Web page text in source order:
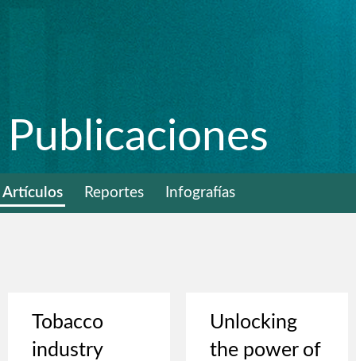
Publicaciones
Artículos Reportes Infografías
Tobacco
industry
Unlocking
the power of